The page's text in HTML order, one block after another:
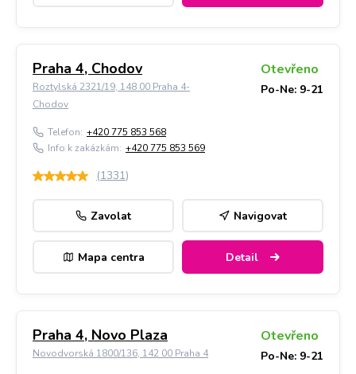
Praha 4, Chodov
Roztylská 2321/19, 148 00 Praha 4-
Chodov
Otevřeno
Po-Ne: 9-21
Telefon: +420 775 853 568
Info k zakázkám: +420 775 853 569
(1331)
Zavolat Navigovat
Mapa centra Detail
Praha 4, Novo Plaza
Novodvorská 1800/136, 142 00 Praha 4
Otevřeno
Po-Ne: 9-21